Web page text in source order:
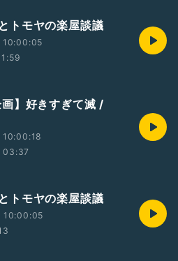
トモヤの楽屋談議
画】好きすぎて滅 /
03:37
トモヤの楽屋談議